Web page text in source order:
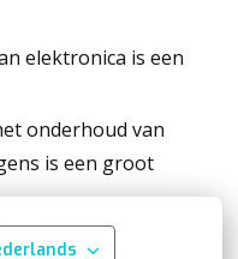
elektronica is een
onderhoud van
is een groot
Met de juiste drive